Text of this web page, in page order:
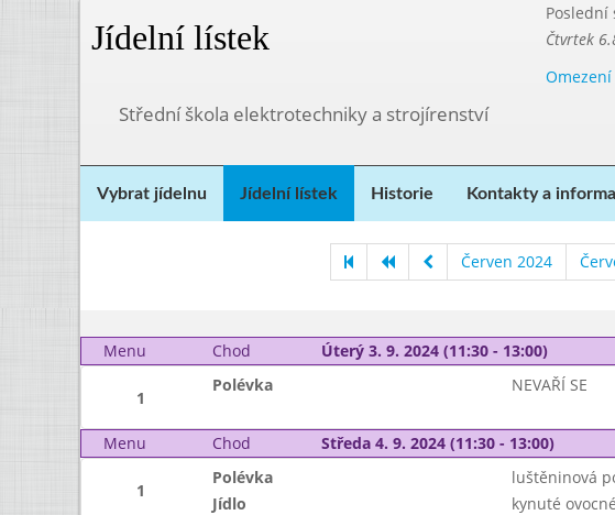
Jídelní lístek
Poslední
Čtvrtek
Střední škola elektrotechniky a strojírenství
Vybrat jídelnu Jídelní lístek Historie Kontakty a
Červen 2024
Menu
Chod Úterý 3. 9. 2024 (11:30 - 13:00)
1
Polévka NEVAŘÍ SE
Menu Chod Středa 4. 9. 2024 (11:30 - 13:00)
1
Polévka luštěninová
Jídlo
kynuté